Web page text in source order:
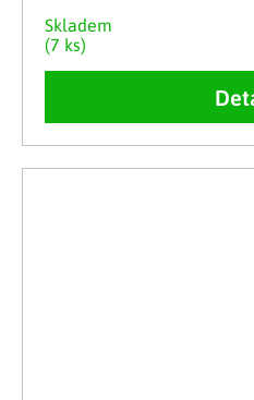
Skladem
(7 ks)